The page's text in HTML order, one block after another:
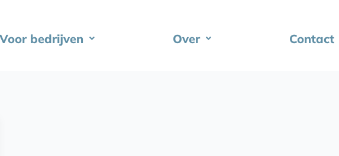
Voor bedrijven Over Contact